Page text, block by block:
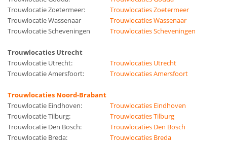
Trouwlocatie Zoetermeer:
Trouwlocaties Zoetermeer
Trouwlocatie Wassenaar
Trouwlocaties Wassenaar
Trouwlocatie Scheveningen
Trouwlocaties Scheveningen
Trouwlocaties Utrecht
Trouwlocatie Utrecht:
Trouwlocaties Utrecht
Trouwlocatie Amersfoort:
Trouwlocaties Amersfoort
Trouwlocaties Noord-Brabant
Trouwlocatie Eindhoven:
Trouwlocaties Eindhoven
Trouwlocatie Tilburg:
Trouwlocaties Tilburg
Trouwlocatie Den Bosch:
Trouwlocaties Den Bosch
Trouwlocatie Breda:
Trouwlocaties Breda